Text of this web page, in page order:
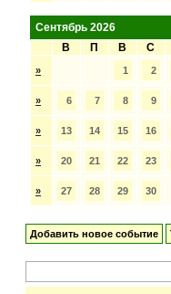
Сентябрь 2026
В
П В С
» 1 2
» 6 7 8 9
» 13 14 15 16
» 20 21 22 23
» 27 28 29 30
Добавить новое событие